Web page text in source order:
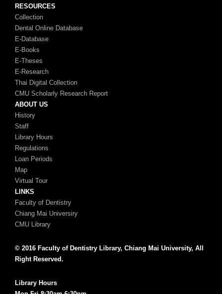
RESOURCES
Collection
Dental Online Database
E-Database
E-Books
E-Theses
E-Research
Thai Digital Collection
CMU Scholarly Research Report
ABOUT US
History
Staff
Library Hours
Regulations
Loan Periods
Map
Virtual Tour
LINKS
Faculty of Dentistry
Chiang Mai Universiry
CMU Library
© 2016 Faculty of Dentistry Library, Chiang Mai University, All
Right Reserved.
Library Hours